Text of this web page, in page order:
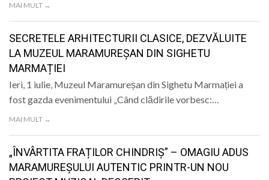
MAI MULT →
SECRETELE ARHITECTURII CLASICE, DEZVĂLUITE
LA MUZEUL MARAMUREȘAN DIN SIGHETU
MARMAȚIEI
Ieri, 1 iulie, Muzeul Maramureșan din Sighetu Marmației a
fost gazda evenimentului „Când clădirile vorbesc:…
MAI MULT →
„ÎNVÂRTITA FRAȚILOR CHINDRIȘ” – OMAGIU ADUS
MARAMUREȘULUI AUTENTIC PRINTR-UN NOU